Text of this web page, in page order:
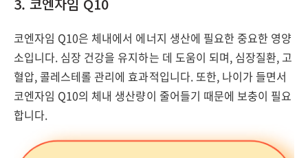
코엔자임 Q10은 체내에서 에너지 생산에 필요한 중요한 영양
소입니다. 심장 건강을 유지하는 데 도움이 되며, 심장질환, 고
혈압, 콜레스테롤 관리에 효과적입니다. 또한, 나이가 들면서
코엔자임 Q10의 체내 생산량이 줄어들기 때문에 보충이 필요
합니다.